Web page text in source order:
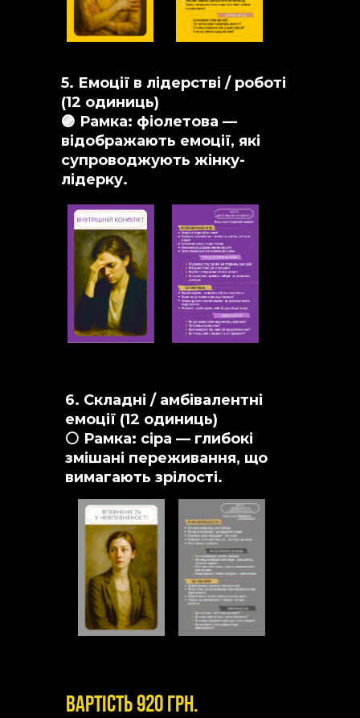
5. Емоції в лідерстві / роботі
(12 одиниць)
🟣 Рамка: фіолетова —
відображають емоції, які
супроводжують жінку-
лідерку.
6. Складні / амбівалентні
емоції (12 одиниць)
⚪️ Рамка: сіра — глибокі
змішані переживання, що
вимагають зрілості.
Вартість 920 грн.